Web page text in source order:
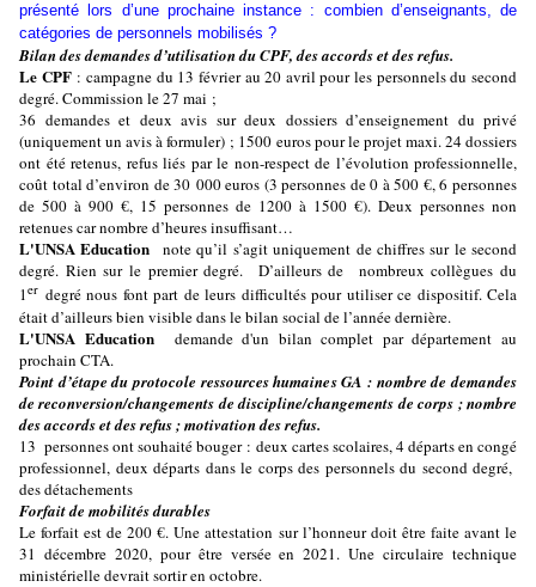
présenté lors d’une prochaine instance : combien d’enseignants, de
catégories de personnels mobilisés ?
Bilan des demandes d’utilisation du CPF, des accords et des refus.
Le CPF: campagne du 13 février au 20 avril pour les personnels du second
degré. Commission le 27 mai ;
36 demandes et deux avis sur deux dossiers d’enseignement du privé
(uniquement un avis à formuler) ; 1500 euros pour le projet maxi. 24 dossiers
ont été retenus, refus liés par le non-respect de l’évolution professionnelle,
coût total d’environ de 30 000 euros (3 personnes de 0 à 500 €, 6 personnes
de 500 à 900 €, 15 personnes de 1200 à 1500 €). Deux personnes non
retenues car nombre d’heures insuffisant…
L'UNSA Education note qu’il s’agit uniquement de chiffres sur le second
degré. Rien sur le premier degré. D’ailleurs de nombreux collègues du
1er degré nous font part de leurs difficultés pour utiliser ce dispositif. Cela
était d’ailleurs bien visible dans le bilan social de l’année dernière.
L'UNSA Educationdemande d'un bilan complet par département au
prochain CTA.
Point d’étape du protocole ressources humaines GA : nombre de demandes
de reconversion/changements de discipline/changements de corps ; nombre
des accords et des refus ; motivation des refus.
13 personnes ont souhaité bouger : deux cartes scolaires, 4 départs en congé
professionnel, deux départs dans le corps des personnels du second degré,
des détachements
Forfait de mobilités durables
Le forfait est de 200 €. Une attestation sur l’honneur doit être faite avant le
31 décembre 2020, pour être versée en 2021. Une circulaire technique
ministérielle devrait sortir en octobre.